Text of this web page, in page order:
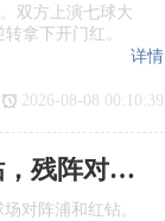
双方上演七球大
拿下开门红。
详情
2026-08-08 00:10:39
日职联前瞻：大阪钢巴主场迎战浦和红钻，残阵对决看点十足
对阵浦和红钻。